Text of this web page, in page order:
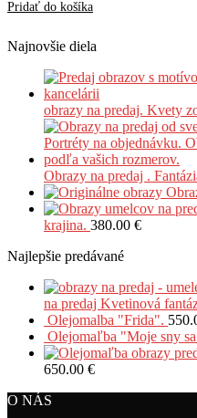
Pridať do košíka
Najnovšie diela
obrazy na predaj. Kvety
Obrazy na predaj .
krajina. 380.00 €
Najlepšie predávané
na predaj Kvetinová
Olejomalba "Frida".
Olejomaľba "Moje sny
650.00 €
O NÁS